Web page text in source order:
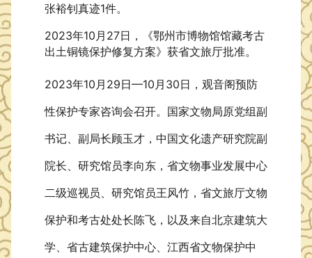
张裕钊真迹1件。
2023年10月27日，《鄂州市博物馆馆藏考古
出土铜镜保护修复方案》获省文旅厅批准。
2023年10月29日—10月30日，观音阁预防
性保护专家咨询会召开。国家文物局原党组副
书记、副局长顾玉才，中国文化遗产研究院副
院长、研究馆员李向东，省文物事业发展中心
二级巡视员、研究馆员王风竹，省文旅厅文物
保护和考古处处长陈飞，以及来自北京建筑大
学、省古建筑保护中心、江西省文物保护中